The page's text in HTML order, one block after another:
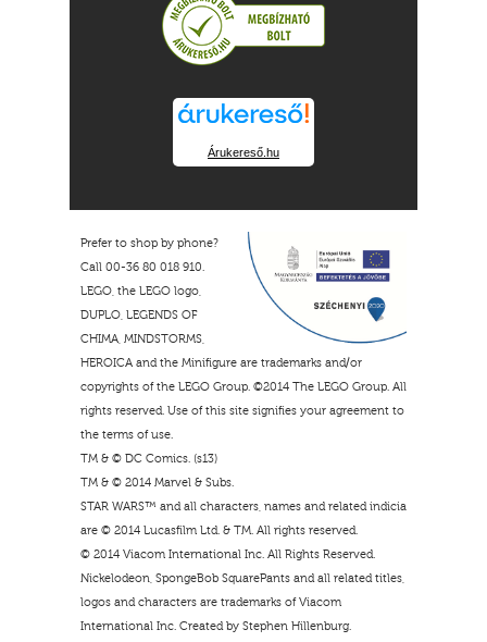
Árukereső.hu
Prefer to shop by phone?
Call 00-36 80 018 910.
LEGO, the LEGO logo,
DUPLO, LEGENDS OF
CHIMA, MINDSTORMS,
HEROICA and the Minifigure are trademarks and/or
copyrights of the LEGO Group. ©2014 The LEGO Group. All
rights reserved. Use of this site signifies your agreement to
the terms of use.
TM & © DC Comics. (s13)
TM & © 2014 Marvel & Subs.
STAR WARS™ and all characters, names and related indicia
are © 2014 Lucasfilm Ltd. & TM. All rights reserved.
© 2014 Viacom International Inc. All Rights Reserved.
Nickelodeon, SpongeBob SquarePants and all related titles,
logos and characters are trademarks of Viacom
International Inc. Created by Stephen Hillenburg.